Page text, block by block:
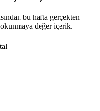
bu hafta gerçekten
değer içerik.